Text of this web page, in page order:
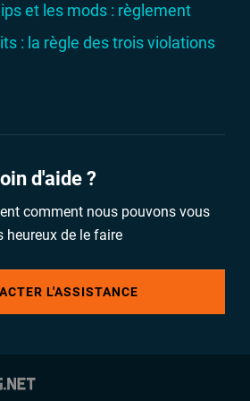
et les mods : règlement
: la règle des trois violations
d'aide ?
comment nous pouvons vous
heureux de le faire
L'ASSISTANCE